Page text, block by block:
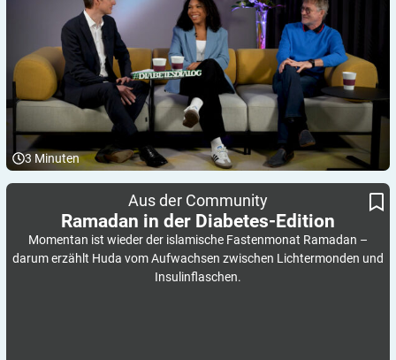
3 Minuten
Aus der Community
Ramadan in der Diabetes-Edition
Momentan ist wieder der islamische Fastenmonat Ramadan –
darum erzählt Huda vom Aufwachsen zwischen Lichtermonden und
Insulinflaschen.